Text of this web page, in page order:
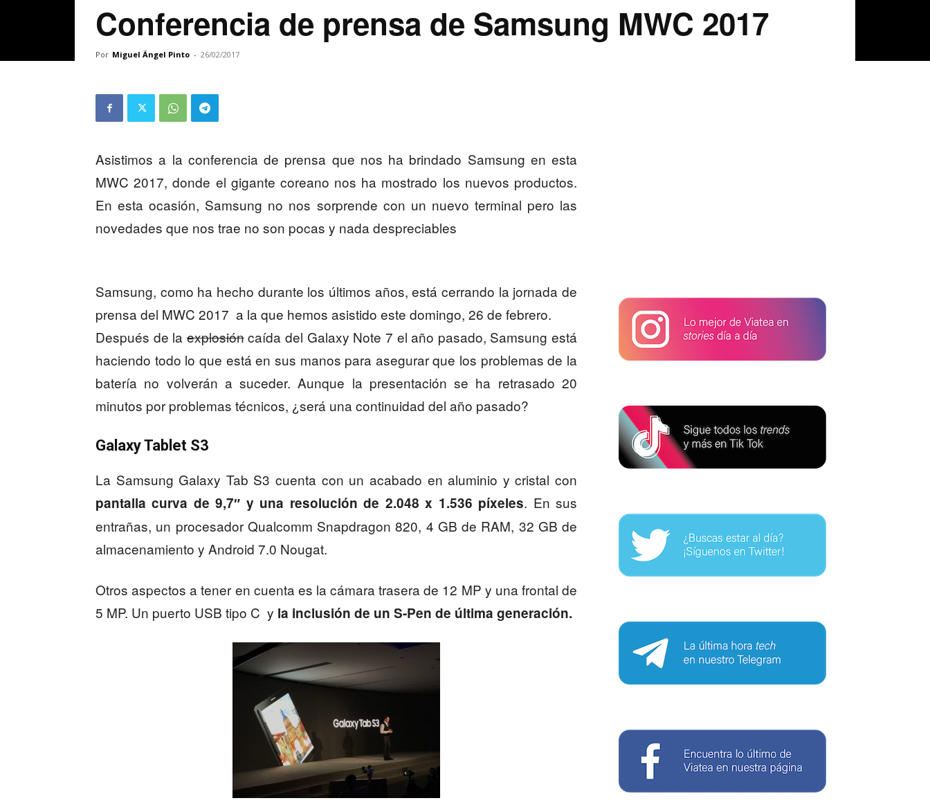
Conferencia de prensa de Samsung MWC 2017
Por Miguel Ángel Pinto - 26/02/2017
Asistimos a la conferencia de prensa que nos ha brindado Samsung en esta
MWC 2017, donde el gigante coreano nos ha mostrado los nuevos productos.
En esta ocasión, Samsung no nos sorprende con un nuevo terminal pero las
novedades que nos trae no son pocas y nada despreciables
Samsung, como ha hecho durante los últimos años, está cerrando la jornada de
prensa del MWC 2017 a la que hemos asistido este domingo, 26 de febrero.
Después de laexplosióncaída del Galaxy Note 7 el año pasado, Samsung está
haciendo todo lo que está en sus manos para asegurar que los problemas de la
batería no volverán a suceder. Aunque la presentación se ha retrasado 20
minutos por problemas técnicos, ¿será una continuidad del año pasado?
Galaxy Tablet S3
La Samsung Galaxy Tab S3 cuenta con un acabado en aluminio y cristal con
pantalla curva de 9,7″ y una resolución de 2.048 x 1.536 píxeles. En sus
entrañas, un procesador Qualcomm Snapdragon 820, 4 GB de RAM, 32 GB de
almacenamiento y Android 7.0 Nougat.
Otros aspectos a tener en cuenta es la cámara trasera de 12 MP y una frontal de
5 MP. Un puerto USB tipo C y la inclusión de un S-Pen de última generación.